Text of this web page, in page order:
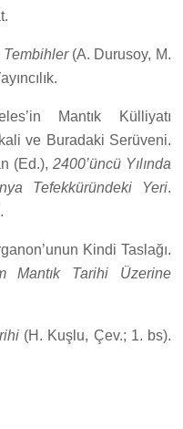
Tembihler(A. Durusoy, M.
Mantık Külliyatı
ve Buradaki Serüveni.
(Ed.), 2400’üncü Yılında
Tefekküründeki Yeri.
Kindi Taslağı.
Mantık Tarihi Üzerine
(H. Kuşlu, Çev.; 1. bs).